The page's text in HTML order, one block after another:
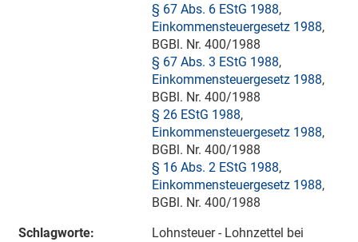
§ 67 Abs. 6 EStG 1988,
Einkommensteuergesetz 1988,
BGBl. Nr. 400/1988
§ 67 Abs. 3 EStG 1988,
Einkommensteuergesetz 1988,
BGBl. Nr. 400/1988
§ 26 EStG 1988,
Einkommensteuergesetz 1988,
BGBl. Nr. 400/1988
§ 16 Abs. 2 EStG 1988,
Einkommensteuergesetz 1988,
BGBl. Nr. 400/1988
Schlagworte:
Lohnsteuer - Lohnzettel bei